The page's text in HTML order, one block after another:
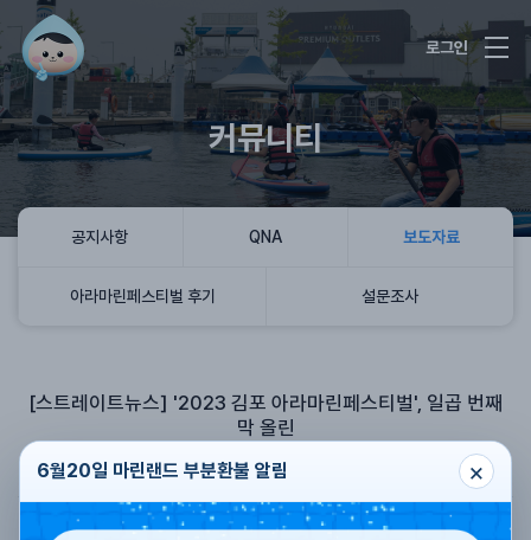
6월20일 마린랜드 부분환불 알림 ×
로그인
커뮤니티
공지사항 QNA 보도자료
아라마린페스티벌 후기 설문조사
[스트레이트뉴스] '2023 김포 아라마린페스티벌', 일곱 번째
막 올린
아라마린페스티벌 조회수 885